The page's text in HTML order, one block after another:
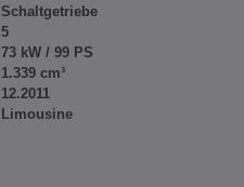
Schaltgetriebe
5
73 kW / 99 PS
1.339 cm³
12.2011
Limousine